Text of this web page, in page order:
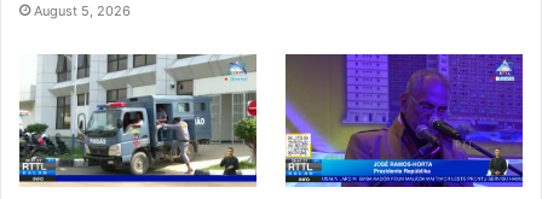
August 5, 2026